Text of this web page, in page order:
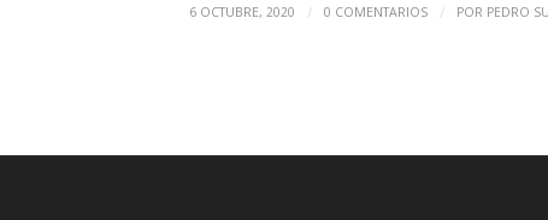
6 OCTUBRE, 2020 / 0 COMENTARIOS / POR PEDRO